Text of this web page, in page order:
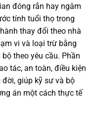
đóng rắn hay ngâm
tính tuổi thọ trong
thay đổi theo nhà
vi và loại trừ bằng
theo yêu cầu. Phần
tác, an toàn, điều kiện
giúp kỹ sư và bộ
án một cách thực tế